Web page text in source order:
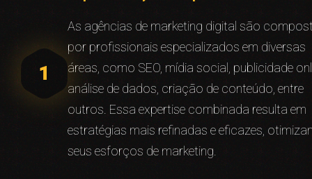
As agências de marketing digital são
por profissionais especializados em diversas
áreas, como SEO, mídia social, publicidade
análise de dados, criação de conteúdo, entre
outros. Essa expertise combinada resulta em
estratégias mais refinadas e eficazes,
seus esforços de marketing.